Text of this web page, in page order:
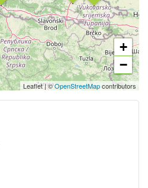
+
−
Leaflet|©OpenStreetMapcontributors